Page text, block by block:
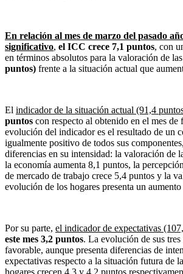
En relación al mes de marzo del pasado
significativo, el ICC crece 7,1 puntos, con
en términos absolutos para la valoración de las
puntos) frente a la situación actual que
El indicador de la situación actual (91,4
puntos con respecto al obtenido en el mes de
evolución del indicador es el resultado de un
igualmente positivo de todos sus
diferencias en su intensidad: la valoración de
la economía aumenta 8,1 puntos, la
de mercado de trabajo crece 5,4 puntos y la
evolución de los hogares presenta un
Por su parte, el indicador de expectativas
este mes 3,2 puntos. La evolución de sus tres
favorable, aunque presenta diferencias de
expectativas respecto a la situación futura de
hogares crecen 4,3 y 4,2 puntos